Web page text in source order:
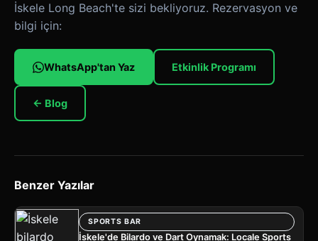
İskele Long Beach'te sizi bekliyoruz. Rezervasyon ve
bilgi için:
WhatsApp'tan Yaz Etkinlik Programı
← Blog
Benzer Yazılar
SPORTS BAR
İskele'de Bilardo ve Dart Oynamak: Locale Sports